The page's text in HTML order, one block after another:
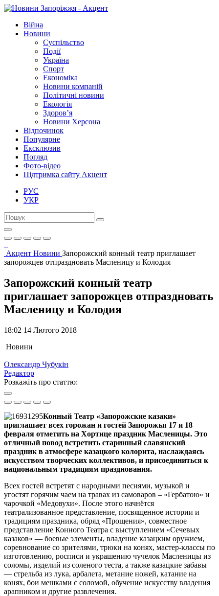
Війна
Новини
Суспільство
Події
Україна
Спорт
Економіка
Новини компаній
Політичні новини
Екологія
Здоров’я
Новини Херсона
Відпочинок
Популярне
Ексклюзив
Погляд
Фото-відео
Підтримка сайту Акцент
РУС
УКР
Акцент Новини Запорожский конный театр приглашает
запорожцев отпраздновать Масленицу и Колодия
Запорожский конный театр
приглашает запорожцев отпраздновать
Масленицу и Колодия
18:02 14 Лютого 2018
Новини
Олександр Чубукін
Редактор
Розкажіть про статтю:
Конный Театр «Запорожские казаки»
приглашает всех горожан и гостей Запорожья 17 и 18
февраля отметить на Хортице праздник Масленицы. Это
отличный повод встретить старинный славянский
праздник в атмосфере казацкого колорита, наслаждаясь
искусством творческих коллективов, и присоединиться к
национальным традициям празднования.
Всех гостей встретят с народными песнями, музыкой и
угостят горячим чаем на травах из самоваров – «Гербатою» и
чарочкой «Медовухи». После этого начнётся
театрализованное представление, посвященное истории и
традициям праздника, обряд «Прощения», совместное
представление Конного Театра с выступлением «Сечевых
казаков» — боевые элементы, владение казацким оружием,
соревнование со зрителями, трюки на конях, мастер-классы по
изготовлению, росписи и украшению чучелок Масленицы из
соломы, изделий из соленого теста, а также казацкие забавы
— стрельба из лука, арбалета, метание ножей, катание на
конях, бои мешками с соломой, обучение искусству владения
арапником и другие развлечения.